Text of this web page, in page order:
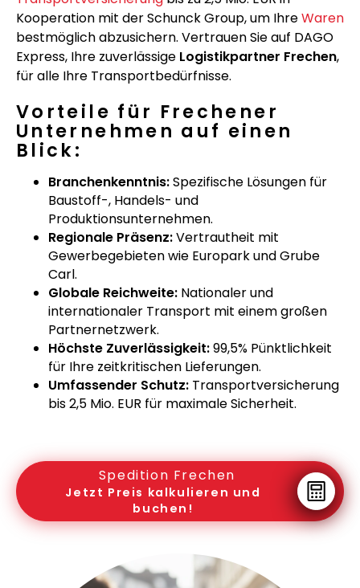
Kooperation mit der Schunck Group, um IhreWaren
bestmöglich abzusichern. Vertrauen Sie auf DAGO
Express, Ihre zuverlässige Logistikpartner Frechen,
für alle Ihre Transportbedürfnisse.
Vorteile für Frechener
Unternehmen auf einen
Blick:
Branchenkenntnis:Spezifische Lösungen für
Baustoff-, Handels- und
Produktionsunternehmen.
Regionale Präsenz:Vertrautheit mit
Gewerbegebieten wie Europark und Grube
Carl.
Globale Reichweite: Nationaler und
internationaler Transport mit einem großen
Partnernetzwerk.
Höchste Zuverlässigkeit:99,5% Pünktlichkeit
für Ihre zeitkritischen Lieferungen.
Umfassender Schutz: Transportversicherung
bis 2,5 Mio. EUR für maximale Sicherheit.
Spedition Frechen
Jetzt Preis kalkulieren und
buchen!